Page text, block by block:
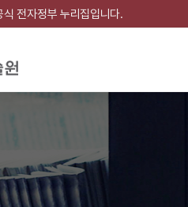
전자정부 누리집입니다.